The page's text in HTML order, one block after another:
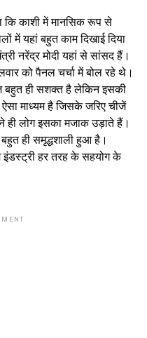
कि काशी में मानसिक रूप से
यहां बहुत काम दिखाई दिया
नरेंद्र मोदी यहां से सांसद हैं।
को पैनल चर्चा में बोल रहे थे।
बहुत ही सशक्त है लेकिन इसकी
माध्यम है जिसके जरिए चीजें
लोग इसका मजाक उड़ाते हैं।
ही समृद्धशाली हुआ है।
हर तरह के सहयोग के